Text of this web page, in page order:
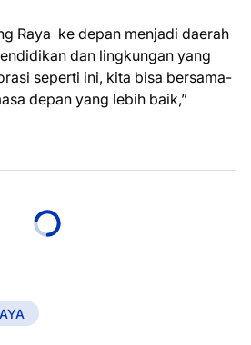
Raya ke depan menjadi daerah
dan lingkungan yang
seperti ini, kita bisa bersama-
depan yang lebih baik,”